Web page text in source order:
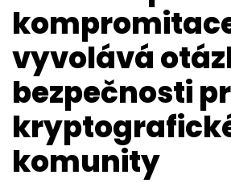
vyvolává
bezpečnosti
komunity